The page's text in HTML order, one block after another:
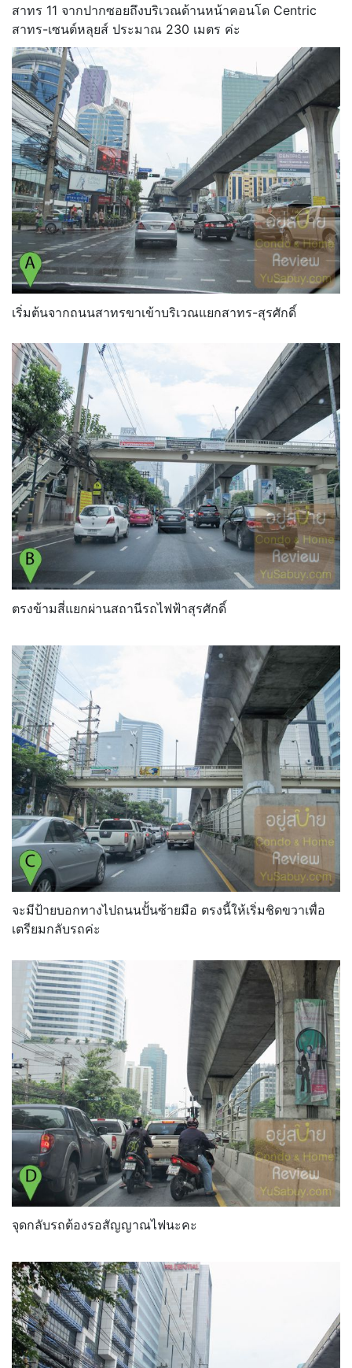
สาทร 11 จากปากซอยถึงบริเวณด้านหน้าคอนโด Centric
สาทร-เซนต์หลุยส์ ประมาณ 230 เมตร ค่ะ
เริ่มต้นจากถนนสาทรขาเข้าบริเวณแยกสาทร-สุรศักดิ์
ตรงข้ามสี่แยกผ่านสถานีรถไฟฟ้าสุรศักดิ์
จะมีป้ายบอกทางไปถนนปั้นซ้ายมือ ตรงนี้ให้เริ่มชิดขวาเพื่อ
เตรียมกลับรถค่ะ
จุดกลับรถต้องรอสัญญาณไฟนะคะ